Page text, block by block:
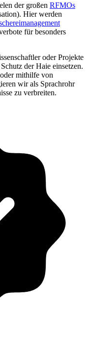
der großen RFMOs
Hier werden
für besonders
oder Projekte
der Haie einsetzen.
mithilfe von
wir als Sprachrohr
zu verbreiten.